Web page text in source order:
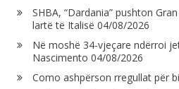
SHBA, “Dardania” pushton
lartë të Italisë 04/08/2026
Në moshë 34-vjeçare ndërroi
Nascimento 04/08/2026
Como ashpërson rregullat për